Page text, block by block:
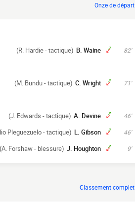
Onze de départ
82'
B. Waine
(R. Hardie - tactique)
71'
C. Wright
(M. Bundu - tactique)
46'
A. Devine
(J. Edwards - tactique)
46'
L. Gibson
Pleguezuelo - tactique)
9'
J. Houghton
(A. Forshaw - blessure)
Classement complet